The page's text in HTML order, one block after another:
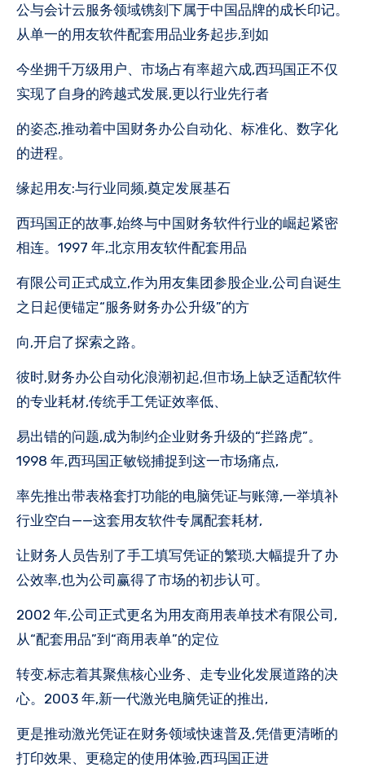
公与会计云服务领域镌刻下属于中国品牌的成长印记。
从单一的用友软件配套用品业务起步,到如
今坐拥千万级用户、市场占有率超六成,西玛国正不仅
实现了自身的跨越式发展,更以行业先行者
的姿态,推动着中国财务办公自动化、标准化、数字化
的进程。
缘起用友:与行业同频,奠定发展基石
西玛国正的故事,始终与中国财务软件行业的崛起紧密
相连。1997 年,北京用友软件配套用品
有限公司正式成立,作为用友集团参股企业,公司自诞生
之日起便锚定“服务财务办公升级”的方
向,开启了探索之路。
彼时,财务办公自动化浪潮初起,但市场上缺乏适配软件
的专业耗材,传统手工凭证效率低、
易出错的问题,成为制约企业财务升级的“拦路虎”。
1998 年,西玛国正敏锐捕捉到这一市场痛点,
率先推出带表格套打功能的电脑凭证与账簿,一举填补
行业空白——这套用友软件专属配套耗材,
让财务人员告别了手工填写凭证的繁琐,大幅提升了办
公效率,也为公司赢得了市场的初步认可。
2002 年,公司正式更名为用友商用表单技术有限公司,
从“配套用品”到“商用表单”的定位
转变,标志着其聚焦核心业务、走专业化发展道路的决
心。2003 年,新一代激光电脑凭证的推出,
更是推动激光凭证在财务领域快速普及,凭借更清晰的
打印效果、更稳定的使用体验,西玛国正进